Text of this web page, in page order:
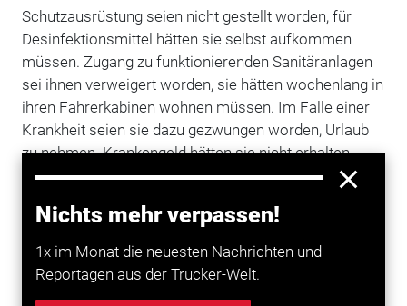
Nichts mehr verpassen!
1x im Monat die neuesten Nachrichten und
Reportagen aus der Trucker-Welt.
Schutzausrüstung seien nicht gestellt worden, für
Desinfektionsmittel hätten sie selbst aufkommen
müssen. Zugang zu funktionierenden Sanitäranlagen
sei ihnen verweigert worden, sie hätten wochenlang in
ihren Fahrerkabinen wohnen müssen. Im Falle einer
Krankheit seien sie dazu gezwungen worden, Urlaub
zu nehmen. Krankengeld hätten sie nicht erhalten.
Diese und weitere Praktiken seien unhaltbar, so das
sorgen, dass diese Zustände beendet würden. Das sei
nicht nur im Interesse der betroffenen Fahrer selbst,
sondern auch der Unternehmen, die sich an die